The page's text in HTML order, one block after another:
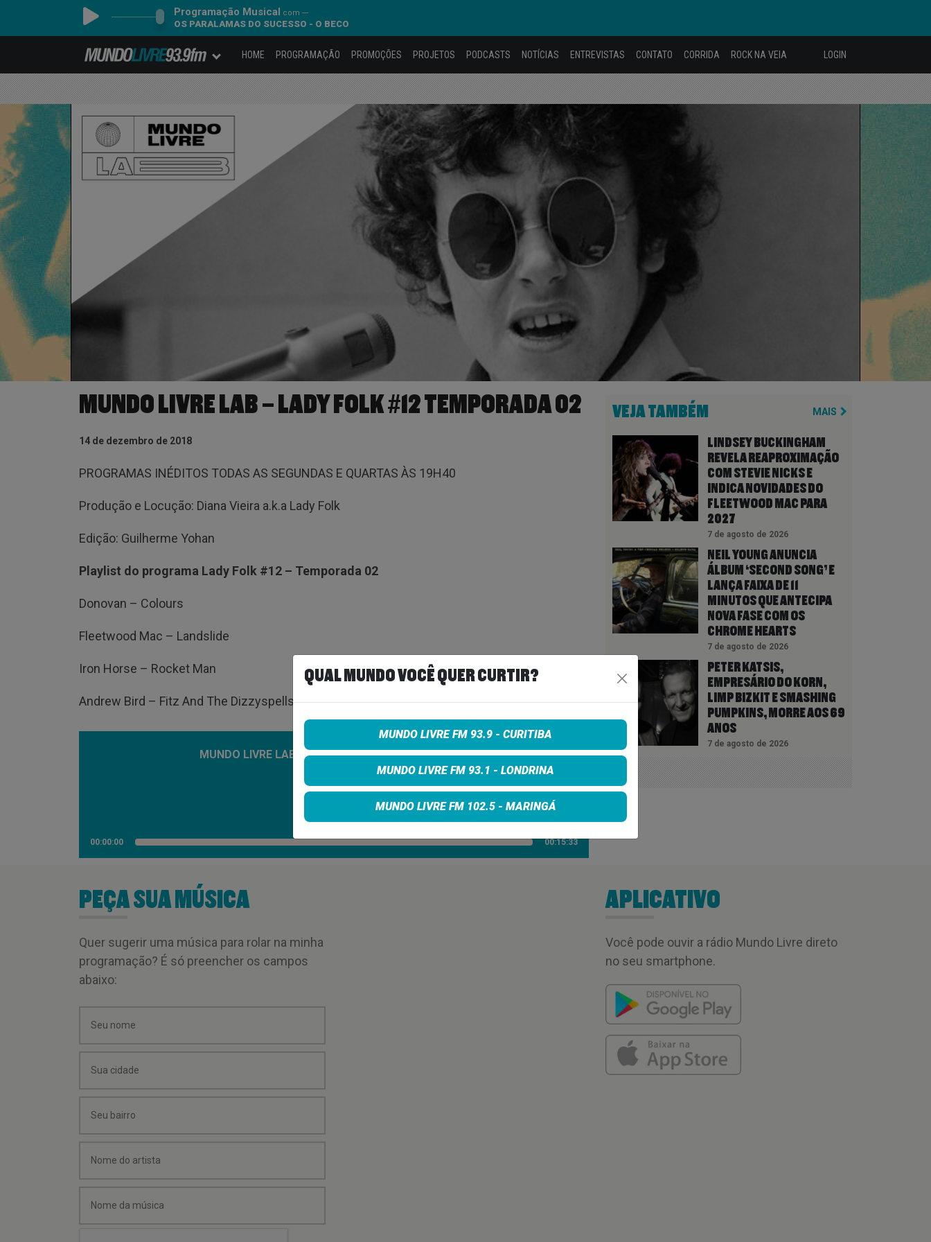
Programação Musical com ---
OS PARALAMAS DO SUCESSO - O BECO
HOME PROGRAMAÇÃO PROMOÇÕES PROJETOS PODCASTS NOTÍCIAS ENTREVISTAS CONTATO CORRIDA ROCK NA VEIA LOGIN
MUNDO LIVRE LAB – LADY FOLK #12 TEMPORADA 02
14 de dezembro de 2018
PROGRAMAS INÉDITOS TODAS AS SEGUNDAS E QUARTAS ÀS 19H40
Produção e Locução: Diana Vieira a.k.a Lady Folk
Edição: Guilherme Yohan
Playlist do programa Lady Folk #12 – Temporada 02
Donovan – Colours
Fleetwood Mac – Landslide
Iron Horse – Rocket Man
Andrew Bird – Fitz And The Dizzyspells
MUNDO LIVRE LAB – LADY FOLK #12 Temporada 02
00:00:00 00:15:33
VEJA TAMBÉM MAIS
LINDSEY BUCKINGHAM
REVELA REAPROXIMAÇÃO
COM STEVIE NICKS E
INDICA NOVIDADES DO
FLEETWOOD MAC PARA
2027
7 de agosto de 2026
NEIL YOUNG ANUNCIA
ÁLBUM ‘SECOND SONG’ E
LANÇA FAIXA DE 11
MINUTOS QUE ANTECIPA
NOVA FASE COM OS
CHROME HEARTS
7 de agosto de 2026
PETER KATSIS,
EMPRESÁRIO DO KORN,
LIMP BIZKIT E SMASHING
PUMPKINS, MORRE AOS 69
ANOS
7 de agosto de 2026
PEÇA SUA MÚSICA
Quer sugerir uma música para rolar na minha
programação? É só preencher os campos
abaixo:
APLICATIVO
Você pode ouvir a rádio Mundo Livre direto
no seu smartphone.
QUAL MUNDO VOCÊ QUER CURTIR?
MUNDO LIVRE FM 93.9 - CURITIBA
MUNDO LIVRE FM 93.1 - LONDRINA
MUNDO LIVRE FM 102.5 - MARINGÁ